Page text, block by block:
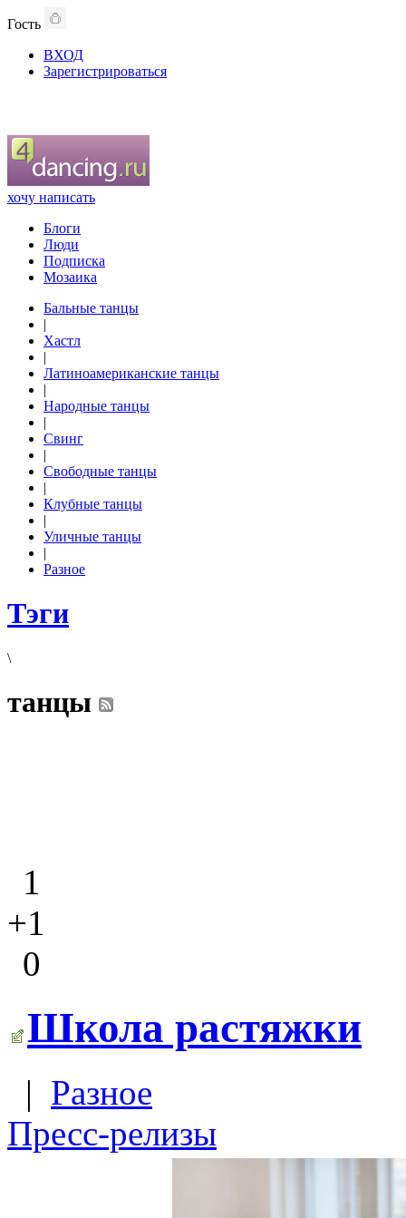
Гость
ВХОД
Зарегистрироваться
хочу написать
Блоги
Люди
Подписка
Мозаика
Бальные танцы
|
Хастл
|
Латиноамериканские танцы
|
Народные танцы
|
Свинг
|
Свободные танцы
|
Клубные танцы
|
Уличные танцы
|
Разное
Тэги
\
танцы
1
+1
0
Школа растяжки
| Разное
Пресс-релизы